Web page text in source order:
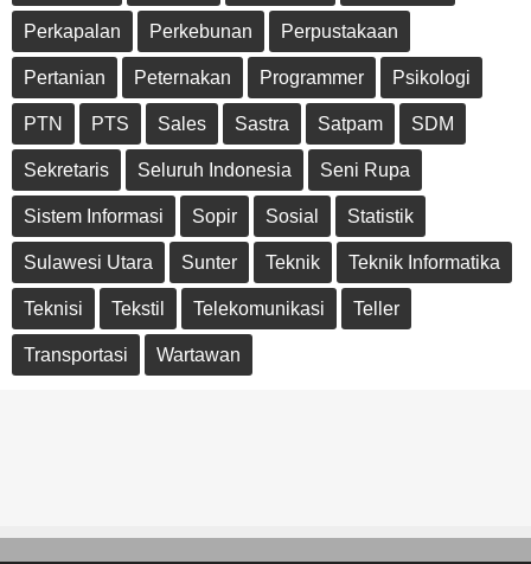
Perkapalan Perkebunan Perpustakaan
Pertanian Peternakan Programmer Psikologi
PTN PTS Sales Sastra Satpam SDM
Sekretaris Seluruh Indonesia Seni Rupa
Sistem Informasi Sopir Sosial Statistik
Sulawesi Utara Sunter Teknik Teknik Informatika
Teknisi Tekstil Telekomunikasi Teller
Transportasi Wartawan